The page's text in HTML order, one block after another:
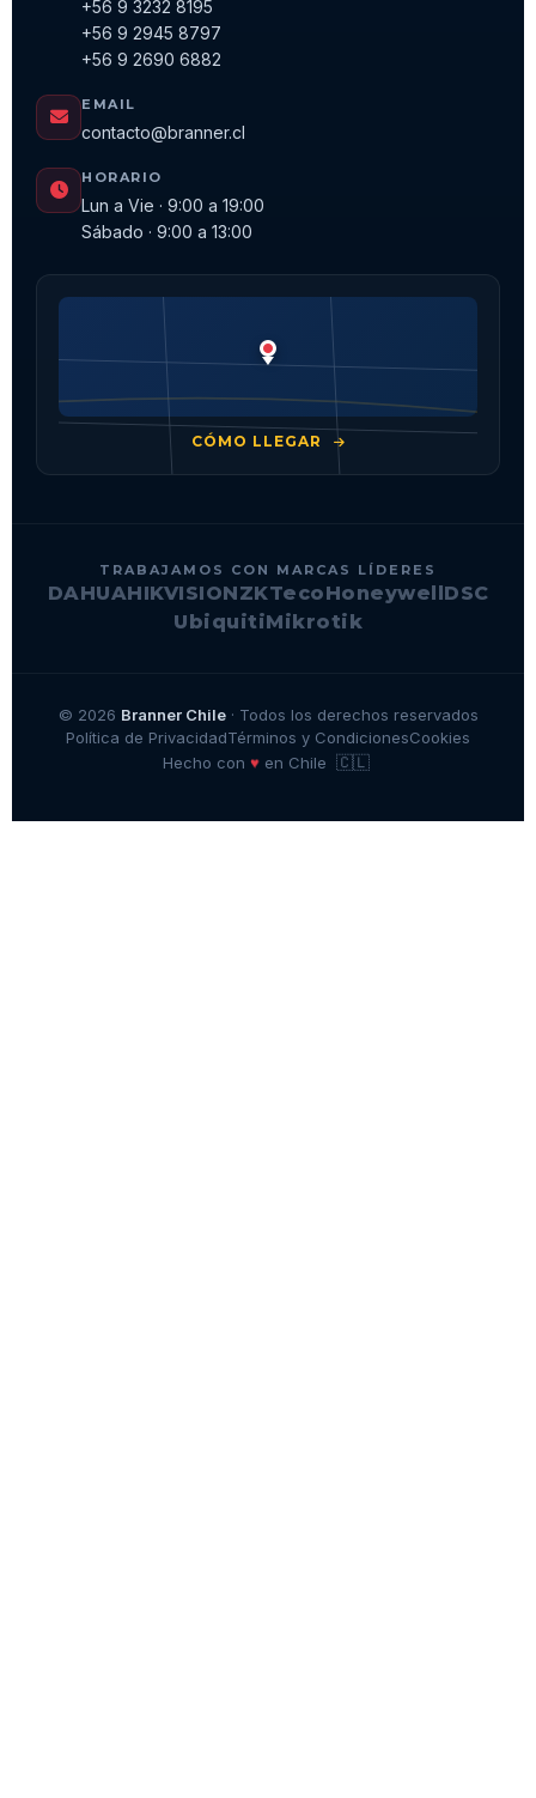
+56 9 3232 8195
+56 9 2945 8797
+56 9 2690 6882
EMAIL
contacto@branner.cl
HORARIO
Lun a Vie · 9:00 a 19:00
Sábado · 9:00 a 13:00
CÓMO LLEGAR
TRABAJAMOS CON MARCAS LÍDERES
DAHUAHIKVISIONZKTecoHoneywellDSC
UbiquitiMikrotik
© 2026 Branner Chile· Todos los derechos reservados
Política de PrivacidadTérminos y CondicionesCookies
Hecho con ♥en Chile 🇨🇱